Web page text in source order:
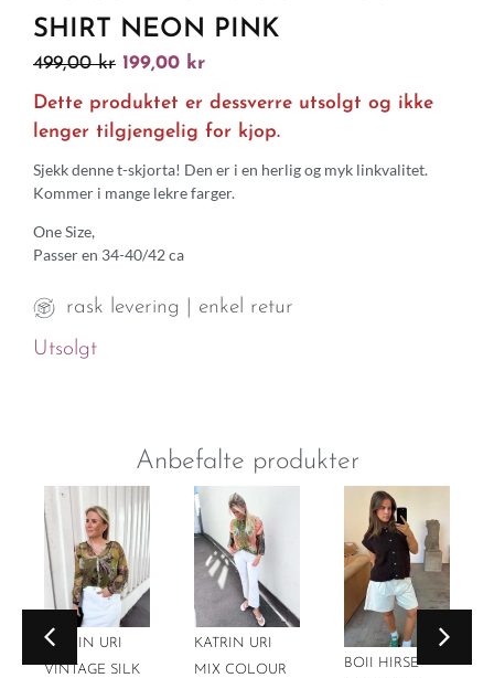
SHIRT NEON PINK
499,00kr 199,00 kr
Dette produktet er dessverre utsolgt og ikke
lenger tilgjengelig for kjop.
Sjekk denne t-skjorta! Den er i en herlig og myk linkvalitet.
Kommer i mange lekre farger.
One Size,
Passer en 34-40/42 ca
rask levering | enkel retur
Utsolgt
Anbefalte produkter
KATRIN URI
VINTAGE SILK
KATRIN URI
MIX COLOUR
BOII HIRSE